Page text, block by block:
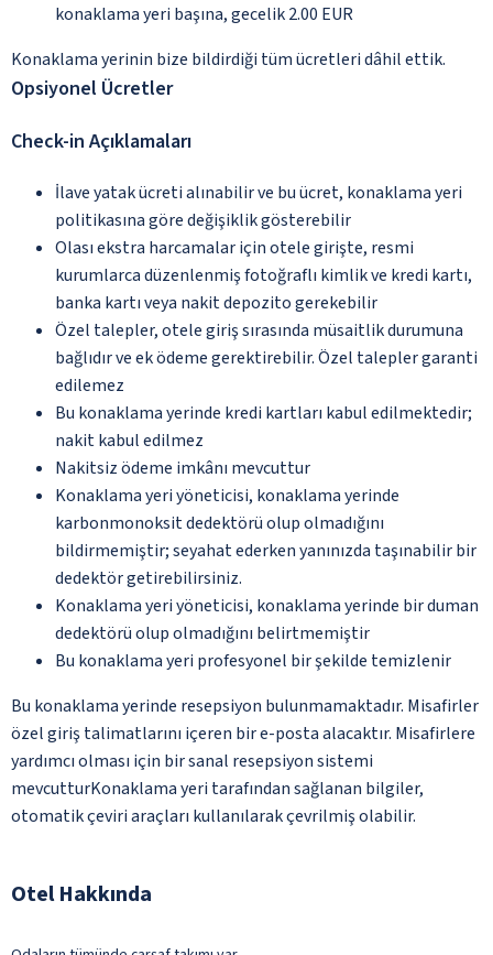
konaklama yeri başına, gecelik 2.00 EUR
Konaklama yerinin bize bildirdiği tüm ücretleri dâhil ettik.
Opsiyonel Ücretler
Check-in Açıklamaları
İlave yatak ücreti alınabilir ve bu ücret, konaklama yeri
politikasına göre değişiklik gösterebilir
Olası ekstra harcamalar için otele girişte, resmi
kurumlarca düzenlenmiş fotoğraflı kimlik ve kredi kartı,
banka kartı veya nakit depozito gerekebilir
Özel talepler, otele giriş sırasında müsaitlik durumuna
bağlıdır ve ek ödeme gerektirebilir. Özel talepler garanti
edilemez
Bu konaklama yerinde kredi kartları kabul edilmektedir;
nakit kabul edilmez
Nakitsiz ödeme imkânı mevcuttur
Konaklama yeri yöneticisi, konaklama yerinde
karbonmonoksit dedektörü olup olmadığını
bildirmemiştir; seyahat ederken yanınızda taşınabilir bir
dedektör getirebilirsiniz.
Konaklama yeri yöneticisi, konaklama yerinde bir duman
dedektörü olup olmadığını belirtmemiştir
Bu konaklama yeri profesyonel bir şekilde temizlenir
Bu konaklama yerinde resepsiyon bulunmamaktadır. Misafirler
özel giriş talimatlarını içeren bir e-posta alacaktır. Misafirlere
yardımcı olması için bir sanal resepsiyon sistemi
mevcutturKonaklama yeri tarafından sağlanan bilgiler,
otomatik çeviri araçları kullanılarak çevrilmiş olabilir.
Otel Hakkında